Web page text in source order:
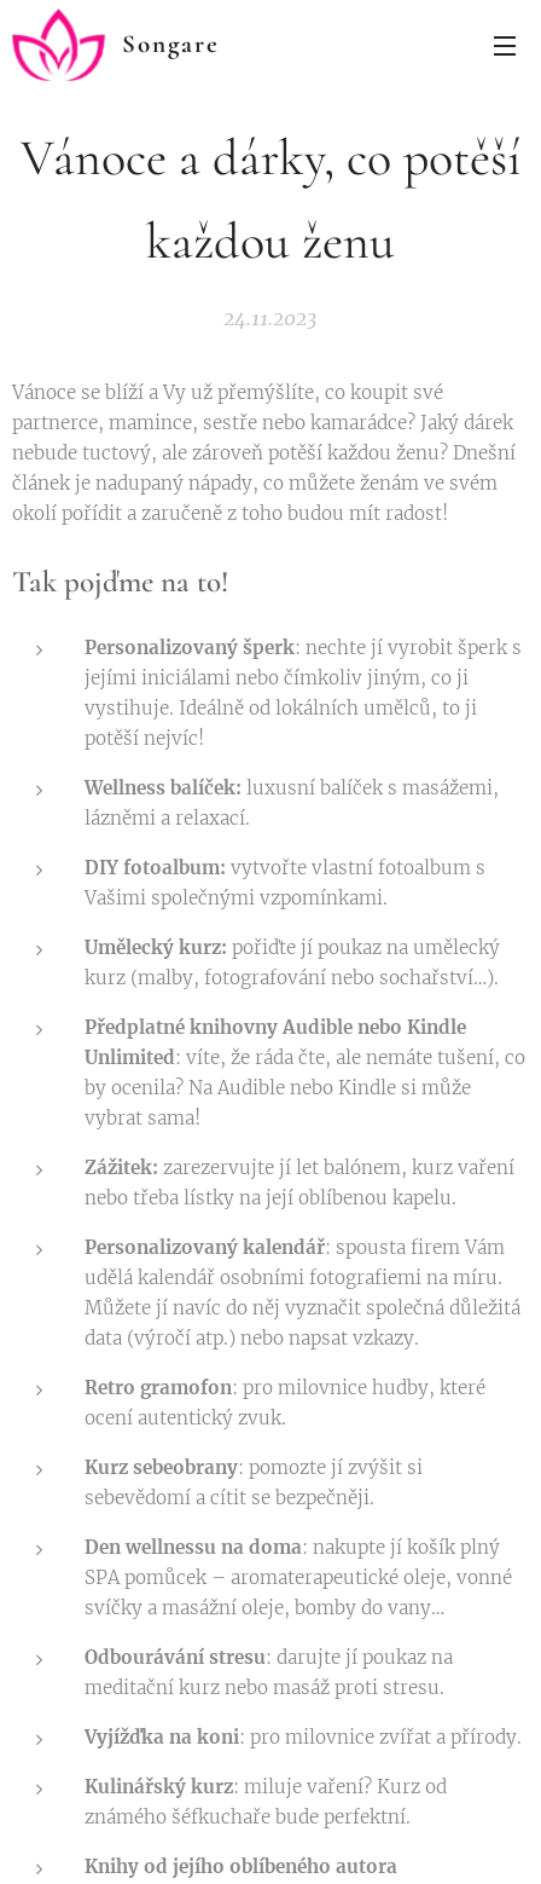
Songare
Vánoce a dárky, co potěší
každou ženu
24.11.2023
Vánoce se blíží a Vy už přemýšlíte, co koupit své
partnerce, mamince, sestře nebo kamarádce? Jaký dárek
nebude tuctový, ale zároveň potěší každou ženu? Dnešní
článek je nadupaný nápady, co můžete ženám ve svém
okolí pořídit a zaručeně z toho budou mít radost!
Tak pojďme na to!
Personalizovaný šperk: nechte jí vyrobit šperk s
jejími iniciálami nebo čímkoliv jiným, co ji
vystihuje. Ideálně od lokálních umělců, to ji
potěší nejvíc!
Wellness balíček: luxusní balíček s masážemi,
lázněmi a relaxací.
DIY fotoalbum: vytvořte vlastní fotoalbum s
Vašimi společnými vzpomínkami.
Umělecký kurz: pořiďte jí poukaz na umělecký
kurz (malby, fotografování nebo sochařství…).
Předplatné knihovny Audible nebo Kindle
Unlimited: víte, že ráda čte, ale nemáte tušení, co
by ocenila? Na Audible nebo Kindle si může
vybrat sama!
Zážitek: zarezervujte jí let balónem, kurz vaření
nebo třeba lístky na její oblíbenou kapelu.
Personalizovaný kalendář: spousta firem Vám
udělá kalendář osobními fotografiemi na míru.
Můžete jí navíc do něj vyznačit společná důležitá
data (výročí atp.) nebo napsat vzkazy.
Retro gramofon: pro milovnice hudby, které
ocení autentický zvuk.
Kurz sebeobrany: pomozte jí zvýšit si
sebevědomí a cítit se bezpečněji.
Den wellnessu na doma: nakupte jí košík plný
SPA pomůcek – aromaterapeutické oleje, vonné
svíčky a masážní oleje, bomby do vany…
Odbourávání stresu: darujte jí poukaz na
meditační kurz nebo masáž proti stresu.
Vyjížďka na koni: pro milovnice zvířat a přírody.
Kulinářský kurz: miluje vaření? Kurz od
známého šéfkuchaře bude perfektní.
Knihy od jejího oblíbeného autora